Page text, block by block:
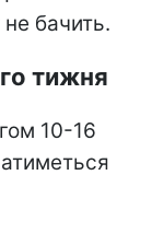
не бачить.
тижня
10-16